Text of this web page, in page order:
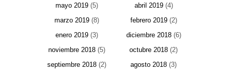
mayo 2019(5) abril 2019(4)
marzo 2019(8) febrero 2019(2)
enero 2019(3) diciembre 2018(6)
noviembre 2018(5) octubre 2018 (2)
septiembre 2018(2) agosto 2018 (3)